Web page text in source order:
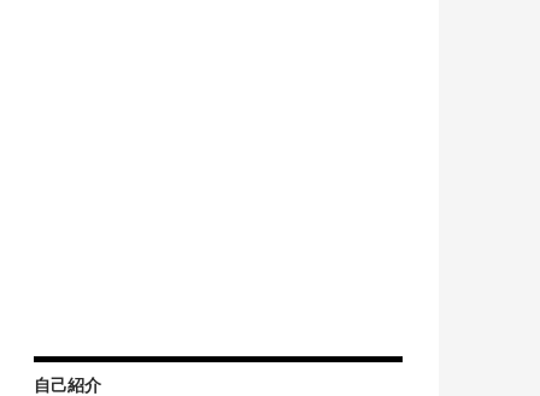
自己紹介